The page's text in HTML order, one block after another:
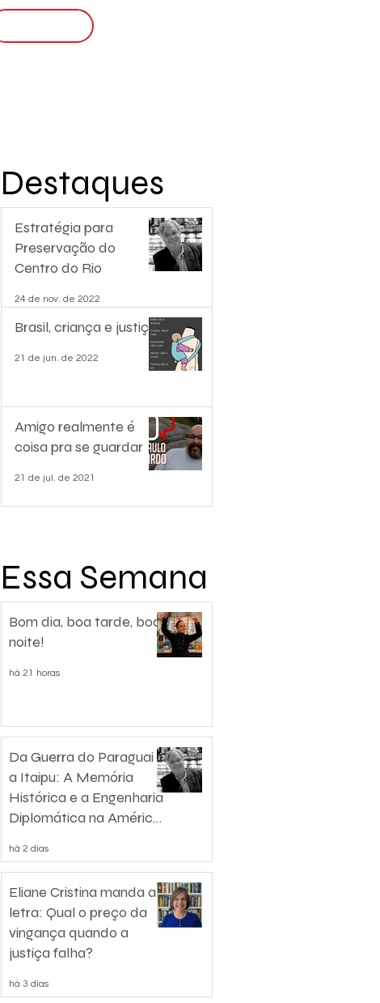
Estratégia para
Preservação do
Centro do Rio
24 de nov. de 2022
Brasil, criança e justiça.
21 de jun. de 2022
Amigo realmente é
coisa pra se guardar
21 de jul. de 2021
Destaques
Bom dia, boa tarde, boa
noite!
há 21 horas
Da Guerra do Paraguai
a Itaipu: A Memória
Histórica e a Engenharia
Diplomática na América
há 2 dias
Eliane Cristina manda a
letra: Qual o preço da
vingança quando a
justiça falha?
há 3 dias
Essa Semana